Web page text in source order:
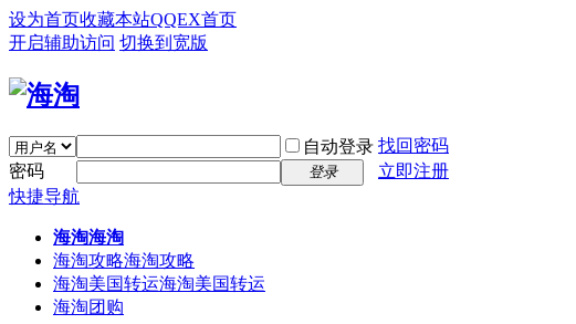
设为首页收藏本站QQEX首页
开启辅助访问 切换到宽版
自动登录 找回密码
密码
登录
立即注册
快捷导航
海淘海淘
海淘攻略海淘攻略
海淘美国转运海淘美国转运
海淘团购